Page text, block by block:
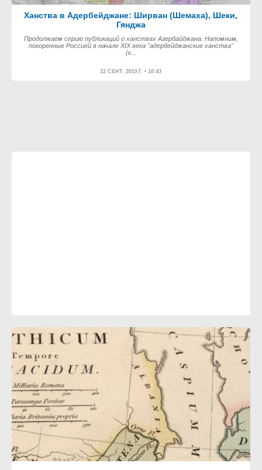
Ханства в Адербейджане: Ширван (Шемаха), Шеки,
Гянджа
Продолжаем серию публикаций о ханствах Азербайджана. Напомним,
покоренные Россией в начале XIX века "адербейджанские ханства"
(к...
22 СЕНТ. 2019 Г. •10:43